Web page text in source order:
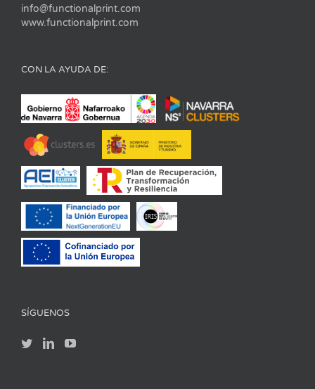
info@functionalprint.com
www.functionalprint.com
CON LA AYUDA DE:
SÍGUENOS